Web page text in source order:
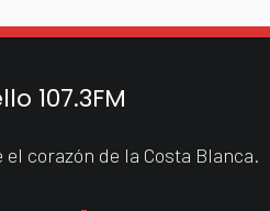
107.3FM
el corazón de la Costa Blanca.